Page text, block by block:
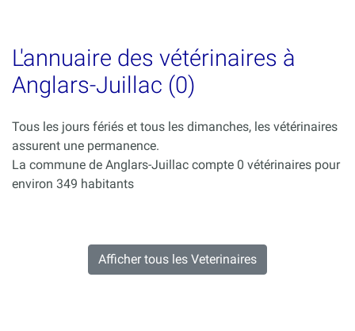
L'annuaire des vétérinaires à
Anglars-Juillac (0)
Tous les jours fériés et tous les dimanches, les vétérinaires
assurent une permanence.
La commune de Anglars-Juillac compte 0 vétérinaires pour
environ 349 habitants
Afficher tous les Veterinaires